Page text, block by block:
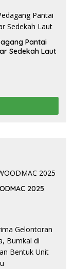
Pantai
Sedekah Laut
2025